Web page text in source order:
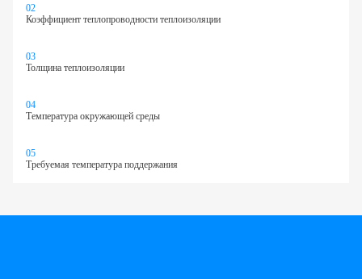
02
Коэффициент теплопроводности теплоизоляции
03
Толщина теплоизоляции
04
Температура окружающей среды
05
Требуемая температура поддержания